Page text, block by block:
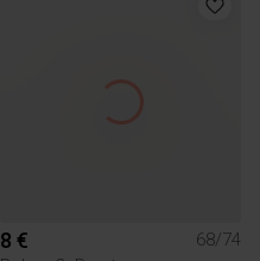
8 €
68/74